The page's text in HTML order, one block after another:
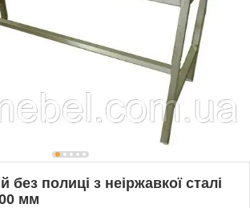
без полиці з неіржавкої сталі
мм